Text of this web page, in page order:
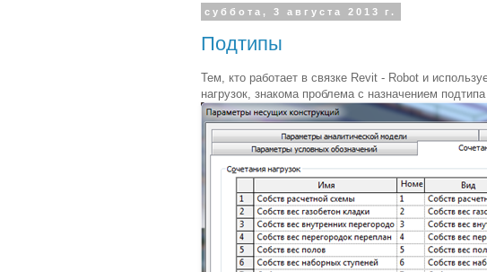
суббота, 3 августа 2013 г.
Подтипы
Тем, кто работает в связке Revit - Robot и
нагрузок, знакома проблема с назначением